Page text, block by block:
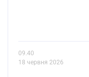
09.40
18 червня 2026